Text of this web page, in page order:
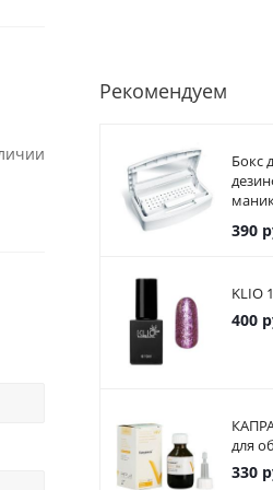
Рекомендуем
Бокс
390
KLIO
400
для
330